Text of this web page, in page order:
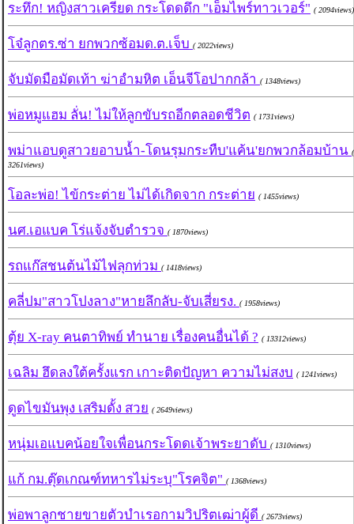
ระทึก! หญิงสาวเครียด กระโดดดึก "เอ็มไพร์ทาวเวอร์" ( 2094views)
โจ๋ลูกตร.ซ่า ยกพวกซ้อมด.ต.เจ็บ ( 2022views)
จับมัดมือมัดเท้า ฆ่าอำมหิต เอ็นจีโอปากกล้า ( 1348views)
พ่อหมูแฮม ลั่น! ไม่ให้ลูกขับรถอีกตลอดชีวิต ( 1731views)
พม่าแอบดูสาวยอาบน้ำ-โดนรุมกระทืบ'แค้น'ยกพวกล้อมบ้าน (
3261views)
โอละพ่อ! ไข้กระต่าย ไม่ได้เกิดจาก กระต่าย ( 1455views)
นศ.เอแบค โร่แจ้งจับตำรวจ ( 1870views)
รถแก๊สชนต้นไม้ไฟลุกท่วม ( 1418views)
คลี่ปม"สาวโปงลาง"หายลึกลับ-จับเสี่ยรง. ( 1958views)
ตุ้ย X-ray คนตาทิพย์ ทำนาย เรื่องคนอื่นได้ ? ( 13312views)
เฉลิม ฮึดลงใต้ครั้งแรก เกาะติดปัญหา ความไม่สงบ ( 1241views)
ดูดไขมันพุง เสริมดั้ง สวย ( 2649views)
หนุ่มเอแบคน้อยใจเพื่อนกระโดดเจ้าพระยาดับ ( 1310views)
แก้ กม.ตุ๊ดเกณฑ์ทหารไม่ระบุ"โรคจิต" ( 1368views)
พ่อพาลูกชายขายตัวบำเรอกามวิปริตเฒ่าผู้ดี ( 2673views)